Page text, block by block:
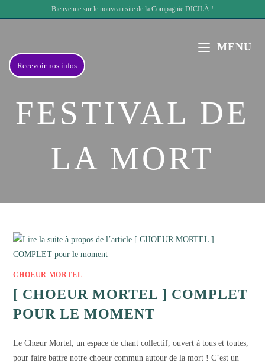
to
Bienvenue sur le nouveau site de la Compagnie DICILÀ !
MENU
FESTIVAL DE
LA MORT
CHOEUR MORTEL
[ CHOEUR MORTEL ] COMPLET
POUR LE MOMENT
Le Chœur Mortel, un espace de chant collectif, ouvert à tous et toutes,
pour faire battre notre choeur commun autour de la mort ! C’est un
Recevoir nos infos